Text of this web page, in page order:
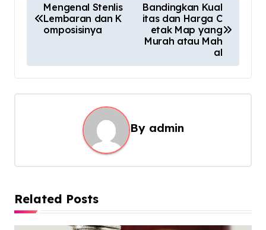
o
t
n
a
t
i
Mengenal Stenlis
Lembaran dan K
omposisinya
Bandingkan Kual
itas dan Harga C
etak Map yang
Murah atau Mah
al
By admin
Related Posts